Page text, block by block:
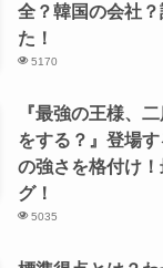
全？韓国の会社
た！
5170
『最強の王様、
をする？』登場
の強さを格付け
グ！
5035